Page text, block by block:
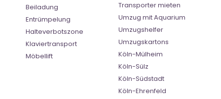
Beiladung
Entrümpelung
Halteverbotszone
Klaviertransport
Möbellift
Transporter mieten
Umzug mit Aquarium
Umzugshelfer
Umzugskartons
Köln-Mülheim
Köln-Sülz
Köln-Südstadt
Köln-Ehrenfeld